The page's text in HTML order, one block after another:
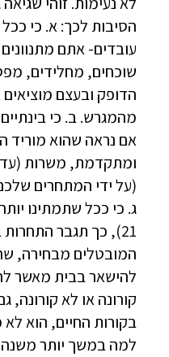
הסיבות לכך: א. כי
עובדים- אתם
שוכחים, מחלידים,
הדופק ובעצם
מהמגרש. ב. כי
אם נראה שהוא מוריד
ומתקדמת, משרות
(על ידי המתחרים
ג. כי ככל שתמתינו
21), כך תגבר
המובטלים מבחירה,
להישאר בבית מאשר
קורונה או לא קורונה,
בקורות החיים, הוא
למה במשך יותר